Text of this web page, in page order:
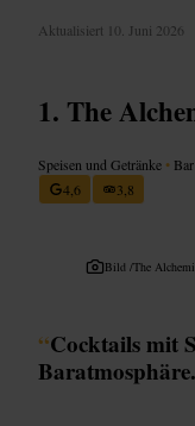
Aktualisiert 10. Juni 2026
The
Speisen und Getränke • Bar
4,6
3,8
Bild /The
“Cocktails mit
Baratmosphäre.